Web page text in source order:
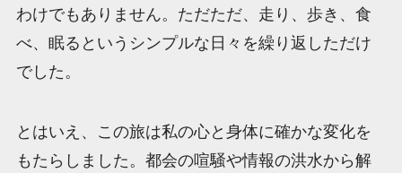
わけでもありません。ただただ、走り、歩き、食
べ、眠るというシンプルな日々を繰り返しただけ
でした。
とはいえ、この旅は私の心と身体に確かな変化を
もたらしました。都会の喧騒や情報の洪水から解